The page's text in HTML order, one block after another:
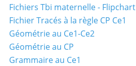
Fichiers Tbi maternelle - Flipchart
Fichier Tracés à la règle CP Ce1
Géométrie au Ce1-Ce2
Géométrie au CP
Grammaire au Ce1